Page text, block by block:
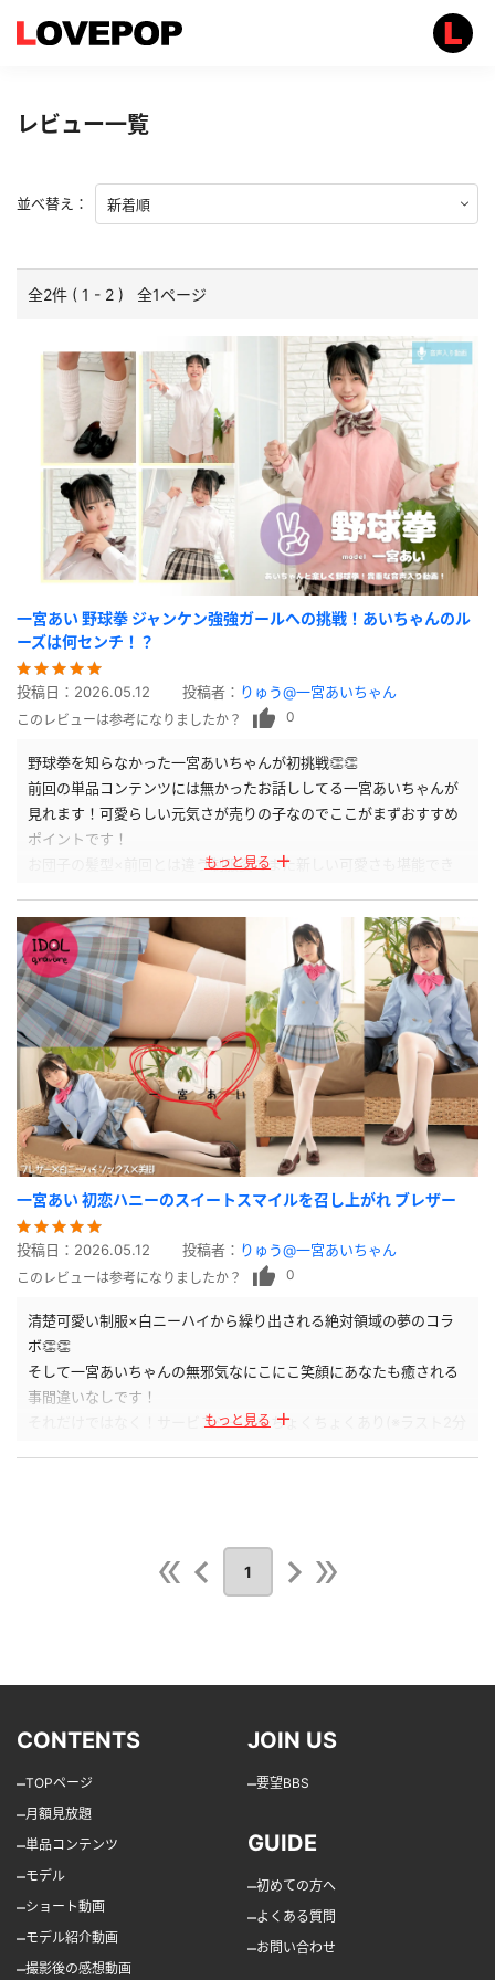
レビュー一覧
並べ替え：
全2件 ( 1 - 2 ) 全1ページ
一宮あい 野球拳 ジャンケン強強ガールへの挑戦！あいちゃんのル
ーズは何センチ！？
投稿日： 2026.05.12 投稿者： りゅう@一宮あいちゃん
このレビューは参考になりましたか？ 0
野球拳を知らなかった一宮あいちゃんが初挑戦👏👏
前回の単品コンテンツには無かったお話ししてる一宮あいちゃんが
見れます！可愛らしい元気さが売りの子なのでここがまずおすすめ
ポイントです！
お団子の髪型×前回とは違う制服姿でまた新しい可愛さも堪能でき
最後の最後にはサービスシーンも、、？？？
この勝敗の行方はぜひ皆さんの目でお確かめください！！！
最高な作品をありがとうございます😌
もっと見る
一宮あい 初恋ハニーのスイートスマイルを召し上がれ ブレザー
投稿日： 2026.05.12 投稿者： りゅう@一宮あいちゃん
このレビューは参考になりましたか？ 0
清楚可愛い制服×白ニーハイから繰り出される絶対領域の夢のコラ
ボ👏👏
そして一宮あいちゃんの無邪気なにこにこ笑顔にあなたも癒される
事間違いなしです！
それだけではなく！サービスシーンもちょくちょくあり(※ラスト2分
もっと見る
1
CONTENTS
–TOPページ
–月額見放題
–単品コンテンツ
–モデル
–ショート動画
–モデル紹介動画
–撮影後の感想動画
JOIN US
–要望BBS
GUIDE
–初めての方へ
–よくある質問
–お問い合わせ